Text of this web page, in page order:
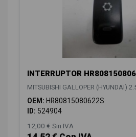
INTERRUPTOR
MITSUBISHI GALLOPER (HYUNDAI)
OEM: HR80815080622S
ID: 524904
12,00 € Sin IVA